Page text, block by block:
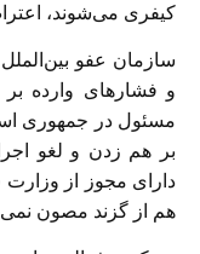
کیفری می‌شوند،
سازمان عفو
و فشارهای وارده
مسئول در جمهوری
بر هم زدن و لغو
دارای مجوز از
هم از گزند مصون